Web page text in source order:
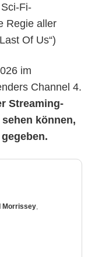
Fi-
Regie aller
Of Us“)
im
Channel 4.
Streaming-
können,
Morrissey